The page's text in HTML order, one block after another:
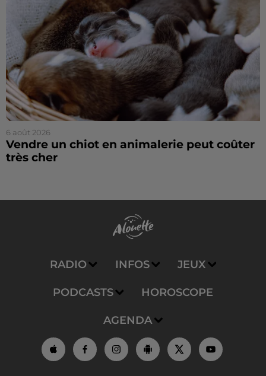
6 août 2026
Vendre un chiot en animalerie peut coûter
très cher
RADIO INFOS JEUX
PODCASTS HOROSCOPE
AGENDA